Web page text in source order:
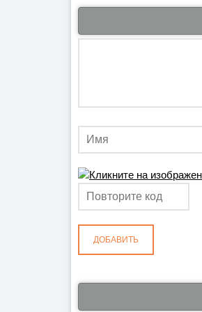
ДОБАВИТЬ